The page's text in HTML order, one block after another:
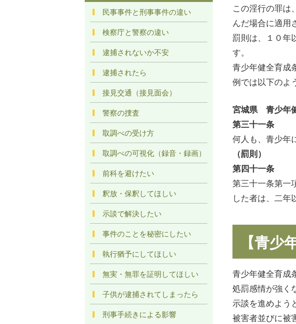
この淫行の罪は
んだ場合に適用
罰則は、１０年
す。
青少年健全育成
例では以下のよ
宮城県 青少年
第三十一条
何人も、青少年
（罰則）
第四十一条
第三十一条第一
した者は、二年
【青少
青少年健全育成
処罰感情が強く
示談を進めよう
被害者並びに被
民事事件と刑事事件の違い
検察庁と警察の違い
逮捕されないか不安
逮捕されたら
接見交通（接見面会）
警察の捜査
取調べの受け方
取調べの可視化（録音・録画）
前科を避けたい
釈放・保釈してほしい
示談で解決したい
事件のことを秘密にしたい
執行猶予にしてほしい
無実・無罪を証明してほしい
子供が逮捕されてしまったら
刑事手続きによる影響